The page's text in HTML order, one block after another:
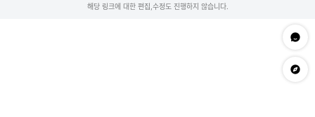
해당 링크에 대한 편집,수정도 진행하지 않습니다.
문의하
app